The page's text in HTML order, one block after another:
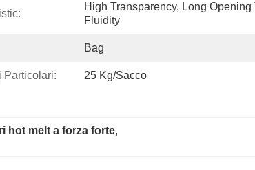
High Transparency, Long Opening
Fluidity
Bag
Particolari: 25 Kg/sacco
hot melt a forza forte,